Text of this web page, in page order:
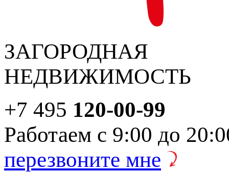
ЗАГОРОДНАЯ
НЕДВИЖИМОСТЬ
+7 495 120-00-99
Работаем с 9:00 до
перезвоните мне